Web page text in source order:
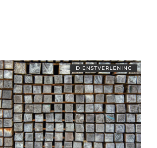
DIENSTVERLENING